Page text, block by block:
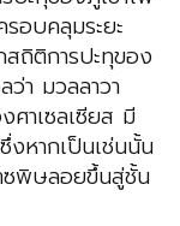
อบคลุมระยะ
สถิติการปะทุของ
ว่า มวลลาวา
าเซลเซียส มี
หากเป็นเช่นนั้น
ซพิษลอยขึ้นสู่ชั้น